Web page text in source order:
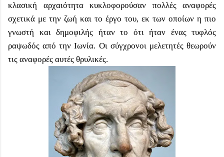
κλασική αρχαιότητα κυκλοφορούσαν πολλές αναφορές
σχετικά με την ζωή και το έργο του, εκ των οποίων η πιο
γνωστή και δημοφιλής ήταν το ότι ήταν ένας τυφλός
ραψωδός από την Ιωνία. Οι σύγχρονοι μελετητές θεωρούν
τις αναφορές αυτές θρυλικές.